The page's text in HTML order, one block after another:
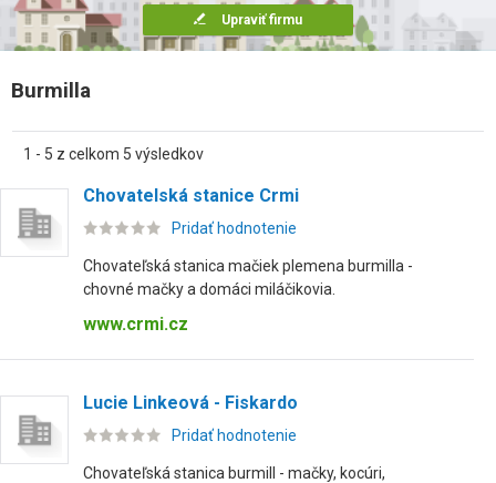
Upraviť firmu
Burmilla
1 - 5 z celkom 5 výsledkov
Chovatelská stanice Crmi
Pridať hodnotenie
Chovateľská stanica mačiek plemena burmilla -
chovné mačky a domáci miláčikovia.
www.crmi.cz
Lucie Linkeová - Fiskardo
Pridať hodnotenie
Chovateľská stanica burmill - mačky, kocúri,